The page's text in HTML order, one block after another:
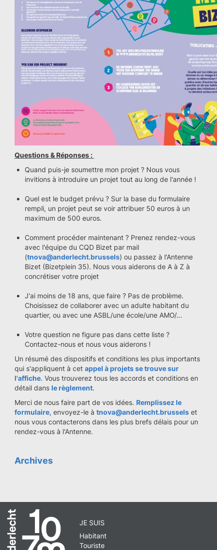
Questions & Réponses :
Quand puis-je soumettre mon projet ? Nous vous
invitions à introduire un projet tout au long de l'année !
Quel est le budget prévu ? Sur la base du formulaire
rempli, un projet peut se voir attribuer 50 euros à un
maximum de 500 euros.
Comment procéder maintenant ? Prenez rendez-vous
avec l'équipe du CQD Bizet par mail
(tnova@anderlecht.brussels) ou passez à l'Antenne
Bizet (Bizetplein 35). Nous vous aiderons de A à Z à
concrétiser votre projet
J'ai moins de 18 ans, que faire ? Pas de problème.
Choisissez de collaborer avec un adulte habitant du
quartier, ou avec une ASBL/une école/une AMO/...
Votre question ne figure pas dans cette liste ?
Contactez-nous et nous vous aiderons !
Un résumé des dispositifs et conditions les plus importants
qui s'appliquent à cet appel à projets se trouve sur
l'affiche. Vous trouverez tous les accords et conditions en
détail dans le règlement.
Merci de nous faire part de vos idées. Remplissez le
formulaire, envoyez-le à tnova@anderlecht.brussels et
nous vous contacterons dans les plus brefs délais pour un
rendez-vous à l'Antenne.
Archives
JE SUIS
Habitant
Touriste